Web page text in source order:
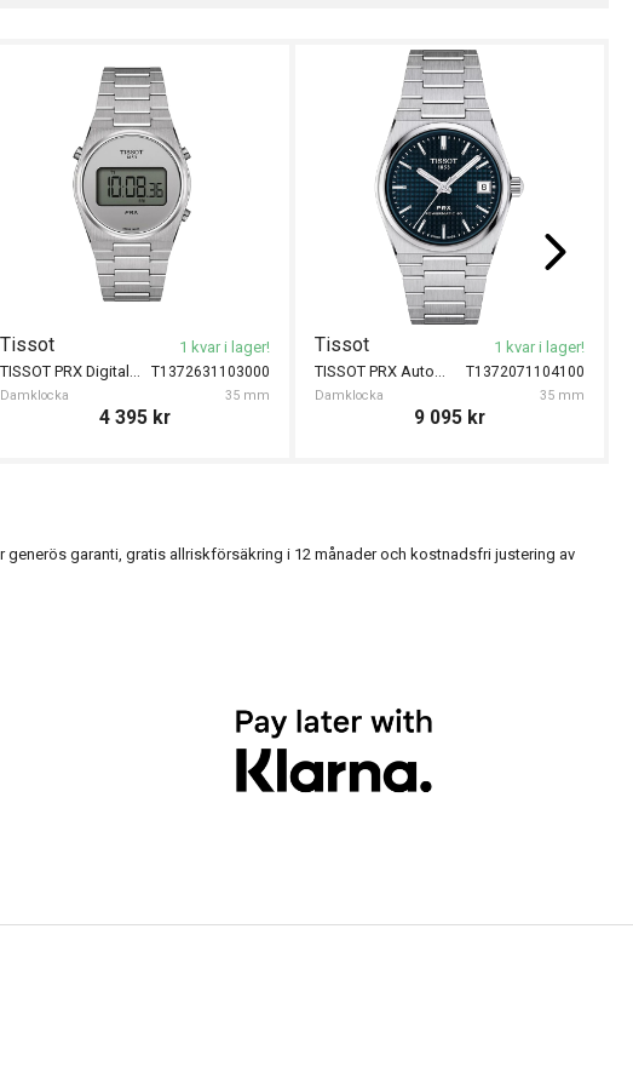
T1372631103000
Tissot
Damklocka 35 mm
TISSOT PRX Digital 35mm
1 kvar i lager!
4 395 kr
T1372071104100
Tissot
Damklocka 35 mm
TISSOT PRX Automatic 35mm
1 kvar i lager!
9 095 kr
garanti, gratis allriskförsäkring i 12 månader och kostnadsfri justering av